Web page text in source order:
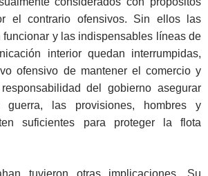
el contrario ofensivos. Sin ellos las
funcionar y las indispensables líneas de
interior quedan interrumpidas,
ofensivo de mantener el comercio y
del gobierno asegurar
las provisiones, hombres y
suficientes para proteger la flota